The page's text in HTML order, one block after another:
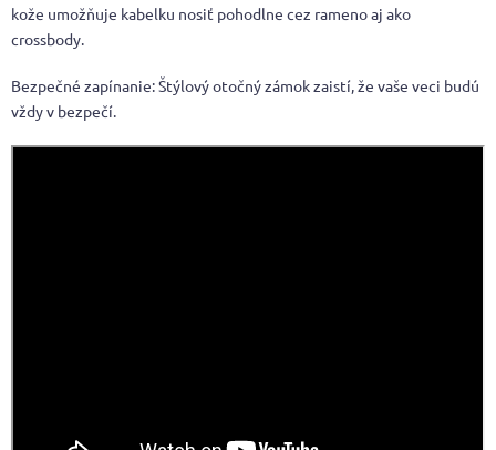
kože umožňuje kabelku nosiť pohodlne cez rameno aj ako
crossbody.
Bezpečné zapínanie: Štýlový otočný zámok zaistí, že vaše veci budú
vždy v bezpečí.